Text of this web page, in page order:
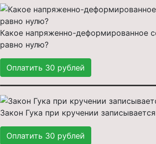
Какое напряженно-деформированное
равно нулю?
Закон Гука при кручении